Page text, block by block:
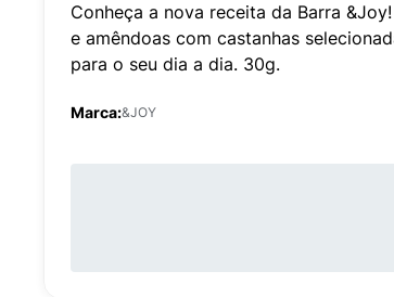
Conheça a nova receita da Barra
e amêndoas com castanhas
para o seu dia a dia. 30g.
Marca:&JOY